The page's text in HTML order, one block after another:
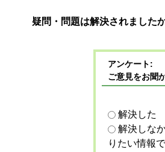
疑問・問題は解決されました
アンケート:
ご意見をお聞
解決した
解決しな
りたい情報